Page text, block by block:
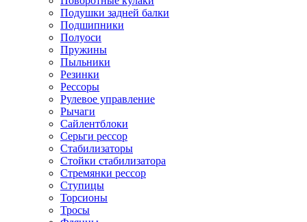
Подушки задней балки
Подшипники
Полуоси
Пружины
Пыльники
Резинки
Рессоры
Рулевое управление
Рычаги
Сайлентблоки
Серьги рессор
Стабилизаторы
Стойки стабилизатора
Стремянки рессор
Ступицы
Торсионы
Тросы